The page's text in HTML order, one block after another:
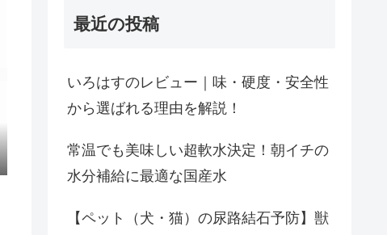
最近の投稿
いろはすのレビュー｜味・硬度・安全性
から選ばれる理由を解説！
常温でも美味しい超軟水決定！朝イチの
水分補給に最適な国産水
【ペット（犬・猫）の尿路結石予防】獣